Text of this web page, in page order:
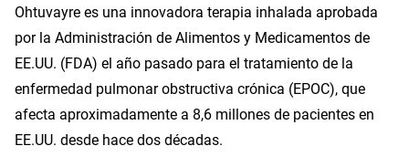
Ohtuvayre es una innovadora terapia inhalada aprobada
por la Administración de Alimentos y Medicamentos de
EE.UU. (FDA) el año pasado para el tratamiento de la
enfermedad pulmonar obstructiva crónica (EPOC), que
afecta aproximadamente a 8,6 millones de pacientes en
EE.UU. desde hace dos décadas.